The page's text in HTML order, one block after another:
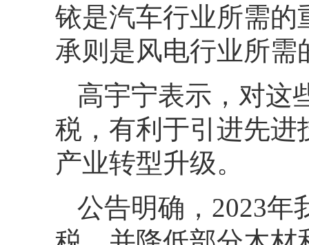
铱是汽车行业所需的
承则是风电行业所需
高宇宁表示，对这
税，有利于引进先进
产业转型升级。
公告明确，2023年